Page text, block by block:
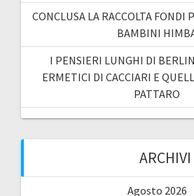
CONCLUSA LA RACCOLTA FONDI
BAMBINI
I PENSIERI LUNGHI DI
ERMETICI DI CACCIARI E
PATTARO
ARCHIVI
Agosto 2026